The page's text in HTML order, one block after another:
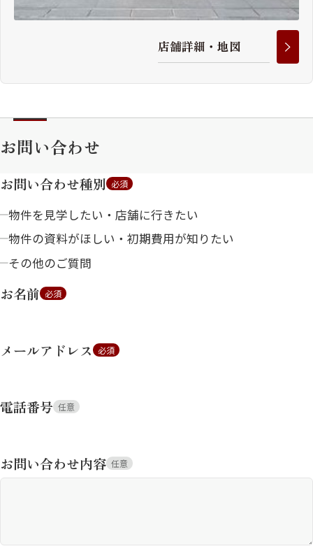
店舗詳細 ・地図
お問い合わせ
お問い合わせ種別 必須
物件を見学したい・店舗に行きたい
物件の資料がほしい・初期費用が知りたい
その他のご質問
お名前 必須
メールアドレス 必須
電話番号 任意
お問い合わせ内容 任意